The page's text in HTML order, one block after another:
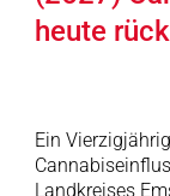
heute
Ein
Landkreises